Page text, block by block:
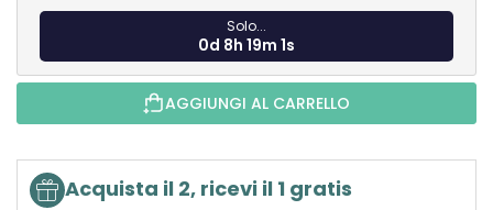
Solo...
0d 8h 19m 0s
AGGIUNGI AL CARRELLO
Acquista il 2, ricevi il 1 gratis